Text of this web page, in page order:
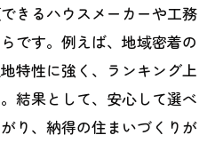
きるハウスメーカーや工務
です。例えば、地域密着の
特性に強く、ランキング上
結果として、安心して選べ
り、納得の住まいづくりが